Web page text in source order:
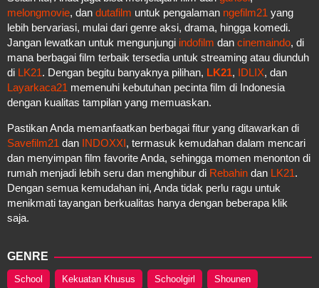
melongmovie, dan dutafilm untuk pengalaman ngefilm21 yang
lebih bervariasi, mulai dari genre aksi, drama, hingga komedi.
Jangan lewatkan untuk mengunjungi indofilm dan cinemaindo, di
mana berbagai film terbaik tersedia untuk streaming atau diunduh
di LK21. Dengan begitu banyaknya pilihan, LK21, IDLIX, dan
Layarkaca21 memenuhi kebutuhan pecinta film di Indonesia
dengan kualitas tampilan yang memuaskan.
Pastikan Anda memanfaatkan berbagai fitur yang ditawarkan di
Savefilm21 dan INDOXXI, termasuk kemudahan dalam mencari
dan menyimpan film favorite Anda, sehingga momen menonton di
rumah menjadi lebih seru dan menghibur di Rebahin dan LK21.
Dengan semua kemudahan ini, Anda tidak perlu ragu untuk
menikmati tayangan berkualitas hanya dengan beberapa klik
saja.
GENRE
School Kekuatan Khusus Schoolgirl Shounen